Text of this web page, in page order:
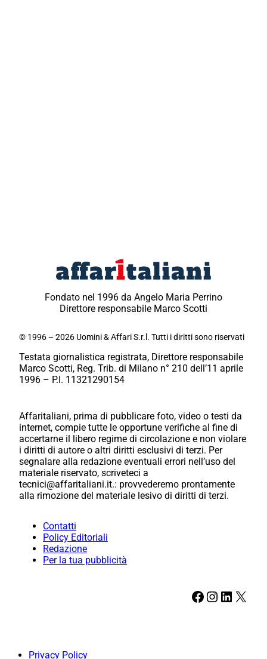
Fondato nel 1996 da Angelo Maria Perrino
Direttore responsabile Marco Scotti
© 1996 – 2026 Uomini & Affari S.r.l. Tutti i diritti sono riservati
Testata giornalistica registrata, Direttore responsabile
Marco Scotti, Reg. Trib. di Milano n° 210 dell’11 aprile
1996 – P.I. 11321290154
Affaritaliani, prima di pubblicare foto, video o testi da
internet, compie tutte le opportune verifiche al fine di
accertarne il libero regime di circolazione e non violare
i diritti di autore o altri diritti esclusivi di terzi. Per
segnalare alla redazione eventuali errori nell’uso del
materiale riservato, scriveteci a
tecnici@affaritaliani.it.: provvederemo prontamente
alla rimozione del materiale lesivo di diritti di terzi.
Contatti
Policy Editoriali
Redazione
Per la tua pubblicità
Facebook Instagram LinkedIn X
Privacy Policy